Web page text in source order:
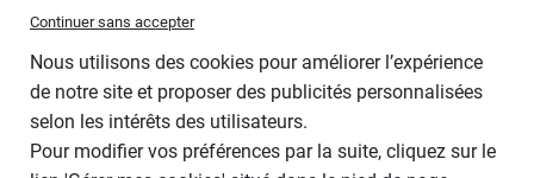
Continuer sans accepter
Nous utilisons des cookies pour améliorer l’expérience
de notre site et proposer des publicités personnalisées
selon les intérêts des utilisateurs.
Pour modifier vos préférences par la suite, cliquez sur le